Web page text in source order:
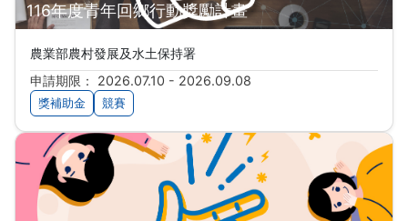
116年度青年回鄉行動獎勵計畫
農業部農村發展及水土保持署
申請期限： 2026.07.10 - 2026.09.08
獎補助金 競賽